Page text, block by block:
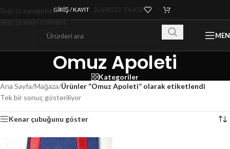
Skip to navigation
Skip to main content
GIRIŞ / KAYIT KARGO TAKİP
Omuz Apoleti
Kategoriler
Ana Sayfa/Mağaza/Ürünler “Omuz Apoleti” olarak etiketlendi
Tek bir sonuç gösteriliyor
Kenar çubuğunu göster